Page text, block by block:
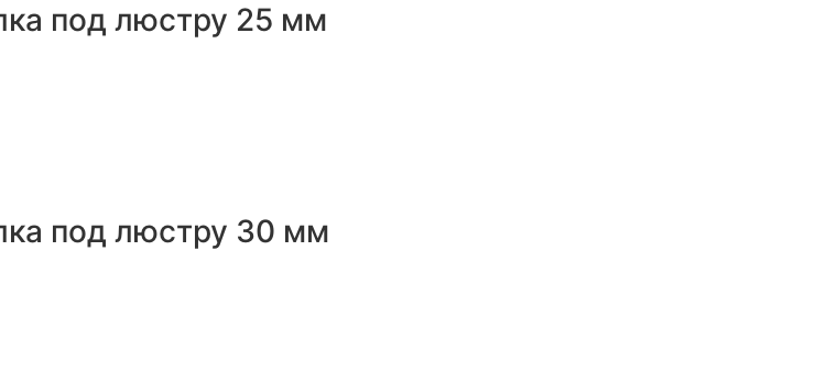
под люстру 25 мм
под люстру 30 мм